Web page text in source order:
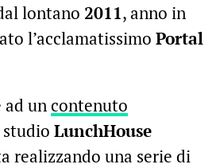
lontano 2011, anno in
l’acclamatissimo Portal
ad uncontenuto
LunchHouse
realizzando una serie di